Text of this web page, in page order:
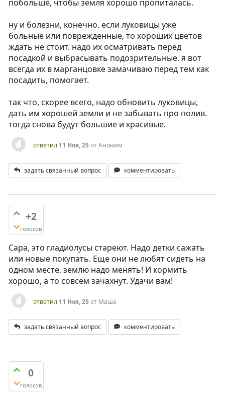
побольше, чтобы земля хорошо пропиталась.
ну и болезни, конечно. если луковицы уже
больные или поврежденные, то хороших цветов
ждать не стоит. надо их осматривать перед
посадкой и выбрасывать подозрительные. я вот
всегда их в марганцовке замачиваю перед тем как
посадить, помогает.
так что, скорее всего, надо обновить луковицы,
дать им хорошей земли и не забывать про полив.
тогда снова будут большие и красивые.
ответил 11 Ноя, 25отАноним
задать связанный вопрос комментировать
+2
голосов
Сара, это гладиолусы стареют. Надо детки сажать
или новые покупать. Еще они не любят сидеть на
одном месте, землю надо менять! И кормить
хорошо, а то совсем зачахнут. Удачи вам!
ответил 11 Ноя, 25от Маша
задать связанный вопрос комментировать
0
голосов